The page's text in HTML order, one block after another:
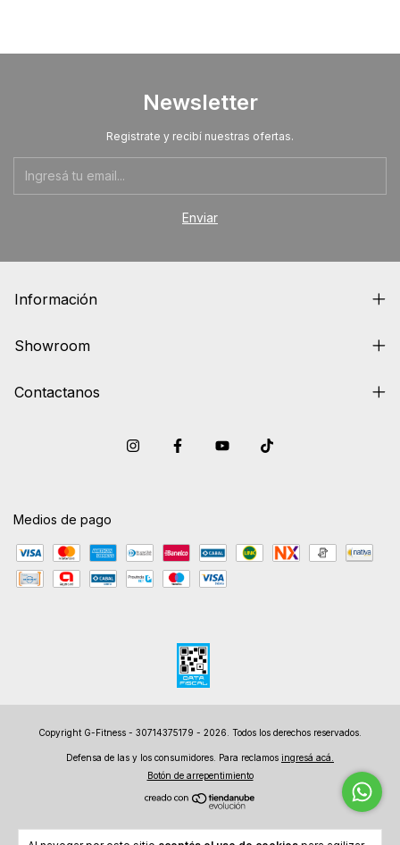
Newsletter
Registrate y recibí nuestras ofertas.
Información
Showroom
Contactanos
Medios de pago
Copyright G-Fitness - 30714375179 - 2026. Todos los derechos reservados.
Defensa de las y los consumidores. Para reclamos ingresá acá.
Botón de arrepentimiento